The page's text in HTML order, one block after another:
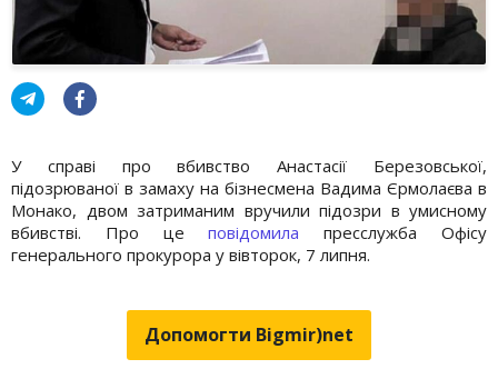
У справі про вбивство Анастасії Березовської,
підозрюваної в замаху на бізнесмена Вадима Єрмолаєва в
Монако, двом затриманим вручили підозри в умисному
вбивстві. Про цеповідомила пресслужба Офісу
генерального прокурора у вівторок, 7 липня.
Допомогти Bigmir)net